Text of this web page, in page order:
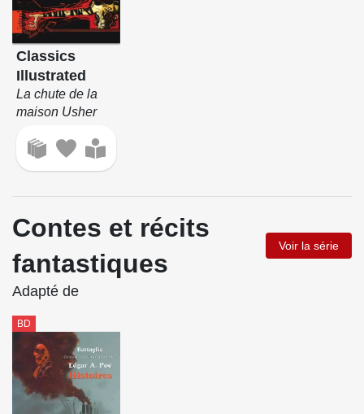
Classics
Illustrated
La chute de la
maison Usher
Contes et récits
fantastiques
Voir la série
Adapté de
BD